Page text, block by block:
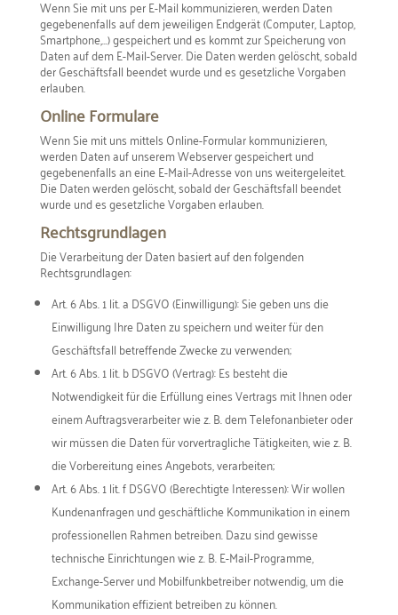
Wenn Sie mit uns per E-Mail kommunizieren, werden Daten
gegebenenfalls auf dem jeweiligen Endgerät (Computer, Laptop,
Smartphone,…) gespeichert und es kommt zur Speicherung von
Daten auf dem E-Mail-Server. Die Daten werden gelöscht, sobald
der Geschäftsfall beendet wurde und es gesetzliche Vorgaben
erlauben.
Online Formulare
Wenn Sie mit uns mittels Online-Formular kommunizieren,
werden Daten auf unserem Webserver gespeichert und
gegebenenfalls an eine E-Mail-Adresse von uns weitergeleitet.
Die Daten werden gelöscht, sobald der Geschäftsfall beendet
wurde und es gesetzliche Vorgaben erlauben.
Rechtsgrundlagen
Die Verarbeitung der Daten basiert auf den folgenden
Rechtsgrundlagen:
Art. 6 Abs. 1 lit. a DSGVO (Einwilligung): Sie geben uns die
Einwilligung Ihre Daten zu speichern und weiter für den
Geschäftsfall betreffende Zwecke zu verwenden;
Art. 6 Abs. 1 lit. b DSGVO (Vertrag): Es besteht die
Notwendigkeit für die Erfüllung eines Vertrags mit Ihnen oder
einem Auftragsverarbeiter wie z. B. dem Telefonanbieter oder
wir müssen die Daten für vorvertragliche Tätigkeiten, wie z. B.
die Vorbereitung eines Angebots, verarbeiten;
Art. 6 Abs. 1 lit. f DSGVO (Berechtigte Interessen): Wir wollen
Kundenanfragen und geschäftliche Kommunikation in einem
professionellen Rahmen betreiben. Dazu sind gewisse
technische Einrichtungen wie z. B. E-Mail-Programme,
Exchange-Server und Mobilfunkbetreiber notwendig, um die
Kommunikation effizient betreiben zu können.